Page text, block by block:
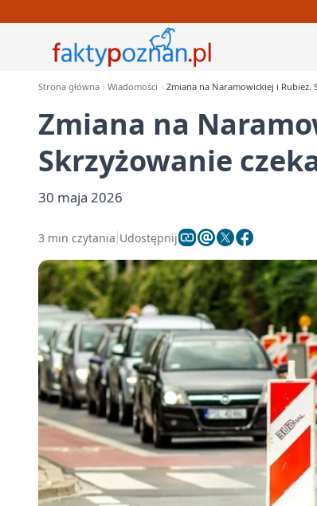
Strona główna Wiadomości Zmiana na Naramowickiej i Rubież.
Zmiana na
Skrzyżowanie
30 maja 2026
3 min czytania Udostępnij